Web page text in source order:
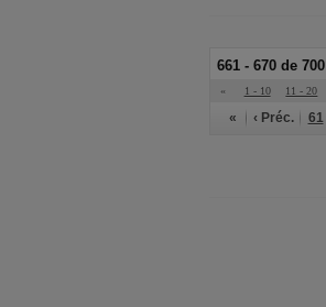
661 - 670 de 700
« 1 - 10 11 - 20
« ‹ Préc. 61